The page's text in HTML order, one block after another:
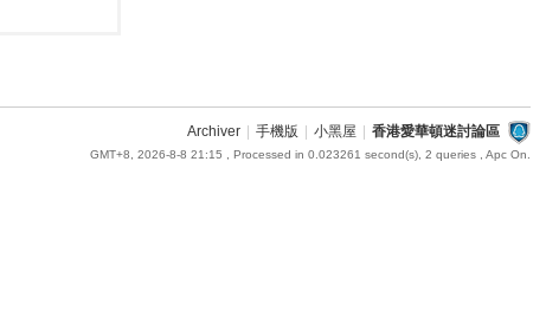
Archiver 手機版 小黑屋 香港愛華頓迷討論區
GMT+8, 2026-8-8 21:15 , Processed in 0.023261 second(s), 2 queries , Apc On.